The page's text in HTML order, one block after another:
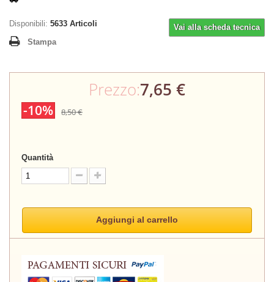
Vai alla scheda tecnica
Disponibili: 5633 Articoli
Stampa
Prezzo:7,65 €
-10% 8,50 €
Quantità
Aggiungi al carrello